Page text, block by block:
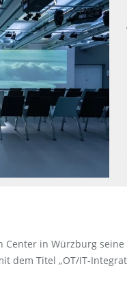
Center in Würzburg
dem Titel „OT/IT-